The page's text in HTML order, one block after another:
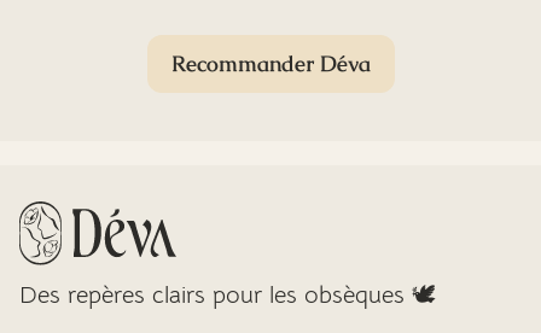
Recommander Déva
Des repères clairs pour les obsèques 🕊️